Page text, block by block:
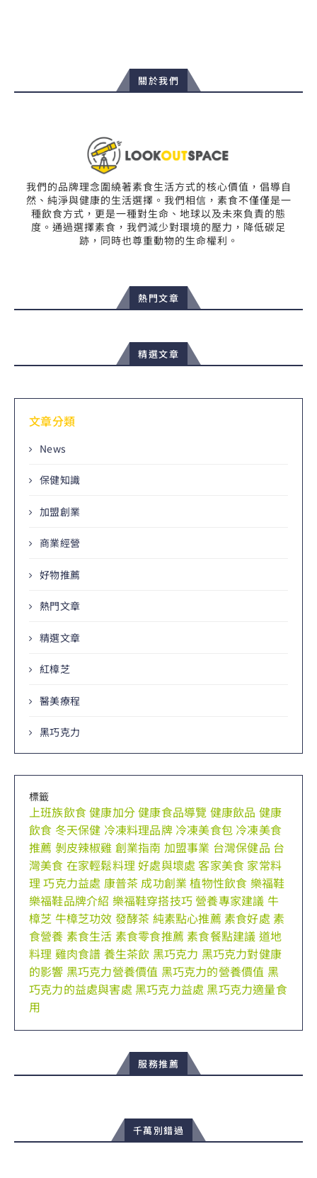
關於我們
我們的品牌理念圍繞著素食生活方式的核心價值，倡導自
然、純淨與健康的生活選擇。我們相信，素食不僅僅是一
種飲食方式，更是一種對生命、地球以及未來負責的態
度。通過選擇素食，我們減少對環境的壓力，降低碳足
跡，同時也尊重動物的生命權利。
熱門文章
精選文章
文章分類
News
保健知識
加盟創業
商業經營
好物推薦
熱門文章
精選文章
紅樟芝
醫美療程
黑巧克力
標籤
上班族飲食健康加分健康食品導覽 健康飲品 健康
飲食 冬天保健 冷凍料理品牌 冷凍美食包 冷凍美食
推薦 剝皮辣椒雞 創業指南 加盟事業 台灣保健品 台
灣美食 在家輕鬆料理好處與壞處 客家美食 家常料
理巧克力益處 康普茶 成功創業 植物性飲食 樂福鞋
樂福鞋品牌介紹 樂福鞋穿搭技巧 營養專家建議 牛
樟芝 牛樟芝功效 發酵茶 純素點心推薦 素食好處 素
食營養 素食生活 素食零食推薦 素食餐點建議 道地
料理 雞肉食譜 養生茶飲 黑巧克力 黑巧克力對健康
的影響 黑巧克力營養價值 黑巧克力的營養價值 黑
巧克力的益處與害處 黑巧克力益處 黑巧克力適量食
用
服務推薦
千萬別錯過